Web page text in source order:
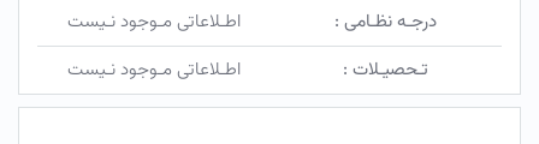
درجـه نظـامی :
اطـلاعاتی مـوجود نـیست
تـحصیـلات :
اطـلاعاتی مـوجود نـیست